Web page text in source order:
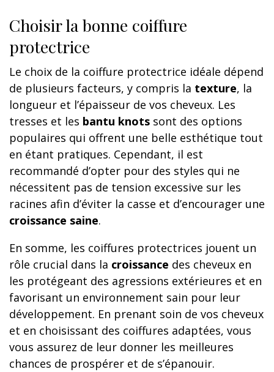
Choisir la bonne coiffure
protectrice
Le choix de la coiffure protectrice idéale dépend
de plusieurs facteurs, y compris la texture, la
longueur et l’épaisseur de vos cheveux. Les
tresses et les bantu knots sont des options
populaires qui offrent une belle esthétique tout
en étant pratiques. Cependant, il est
recommandé d’opter pour des styles qui ne
nécessitent pas de tension excessive sur les
racines afin d’éviter la casse et d’encourager une
croissance saine.
En somme, les coiffures protectrices jouent un
rôle crucial dans la croissance des cheveux en
les protégeant des agressions extérieures et en
favorisant un environnement sain pour leur
développement. En prenant soin de vos cheveux
et en choisissant des coiffures adaptées, vous
vous assurez de leur donner les meilleures
chances de prospérer et de s’épanouir.